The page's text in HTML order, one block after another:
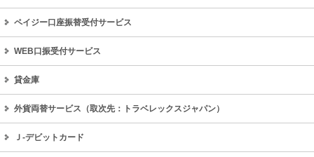
ペイジー口座振替受付サービス
WEB口振受付サービス
貸金庫
外貨両替サービス（取次先：トラベレックスジャパン）
Ｊ‐デビットカード